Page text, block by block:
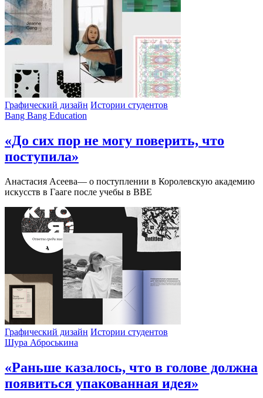
Графический дизайн Истории студентов
Bang Bang Education
«До сих пор не могу поверить, что
поступила»
Анастасия Асеева— о поступлении в Королевскую академию
искусств в Гааге после учебы в BBE
Графический дизайн Истории студентов
Шура Аброськина
«Раньше казалось, что в голове должна
появиться упакованная идея»